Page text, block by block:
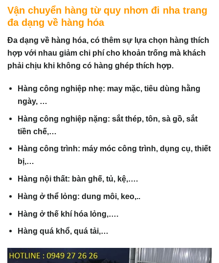
Vận chuyển hàng từ quy nhơn đi nha trang
đa dạng về hàng hóa
Đa dạng về hàng hóa, có thêm sự lựa chọn hàng thích
hợp với nhau giảm chi phí cho khoản trống mà khách
phải chịu khi không có hàng ghép thích hợp.
Hàng công nghiệp nhẹ: may mặc, tiêu dùng hằng
ngày, …
Hàng công nghiệp nặng: sắt thép, tôn, sà gồ, sắt
tiền chế,…
Hàng công trình: máy móc công trình, dụng cụ, thiết
bị,…
Hàng nội thất: bàn ghế, tủ, kệ,….
Hàng ở thể lỏng: dung môi, keo,..
Hàng ở thế khí hóa lỏng,….
Hàng quá khổ, quá tải,…